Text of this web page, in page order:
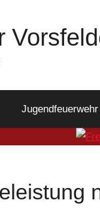
Jugendfeuerwehr